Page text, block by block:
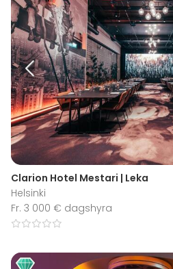
Clarion Hotel Mestari | Leka
Helsinki
Fr. 3 000 € dagshyra